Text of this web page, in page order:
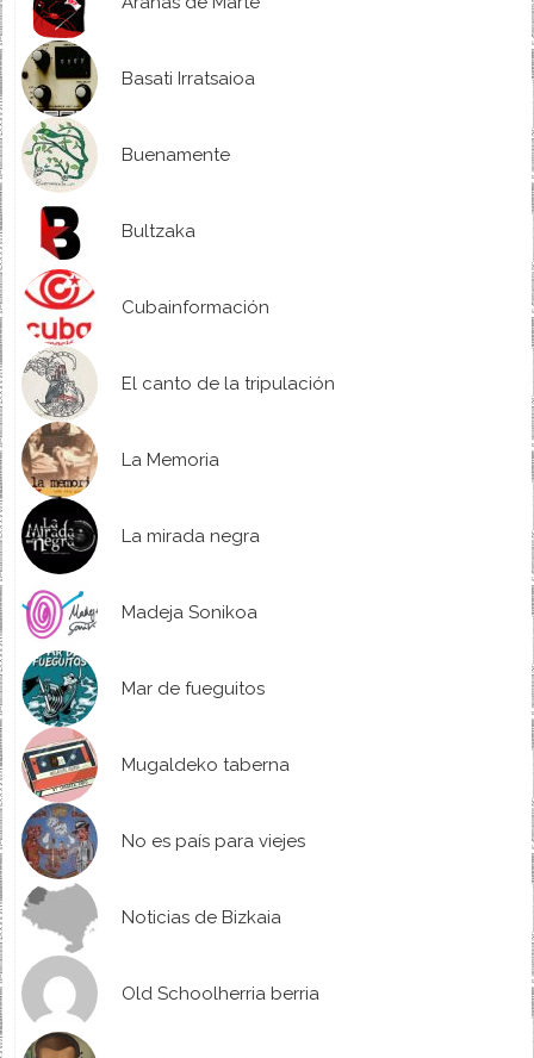
Basati Irratsaioa
Buenamente
Bultzaka
Cubainformación
El canto de la tripulación
La Memoria
La mirada negra
Madeja Sonikoa
Mar de fueguitos
Mugaldeko taberna
No es país para viejes
Noticias de Bizkaia
Old Schoolherria berria